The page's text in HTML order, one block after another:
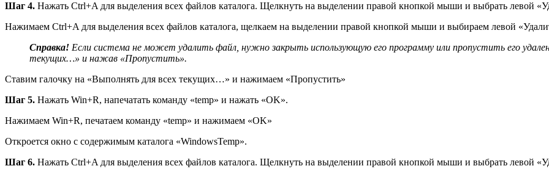
Шаг 4. Нажать Ctrl+A для выделения всех файлов каталога. Щелкнуть на выделении правой кнопкой мыши и выбрать левой
Нажимаем Ctrl+A для выделения всех файлов каталога, щелкаем на выделении правой кнопкой мыши и выбираем левой
Справка! Если система не может удалить файл, нужно закрыть использующую его программу или пропустить его
текущих…» и нажав «Пропустить».
Ставим галочку на «Выполнять для всех текущих…» и нажимаем «Пропустить»
Шаг 5. Нажать Win+R, напечатать команду «temp» и нажать «OK».
Нажимаем Win+R, печатаем команду «temp» и нажимаем «OK»
Откроется окно с содержимым каталога «WindowsTemp».
Шаг 6. Нажать Ctrl+A для выделения всех файлов каталога. Щелкнуть на выделении правой кнопкой мыши и выбрать левой